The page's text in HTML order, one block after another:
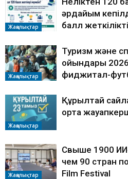
Жаңалықтар
әрдайым
балл
Жаңалықтар
Туризм және
ойындары
фиджитал-
Жаңалықтар
Құрылтай
ортақ
Жаңалықтар
Свыше 1900
чем 90 стран
Film Festival